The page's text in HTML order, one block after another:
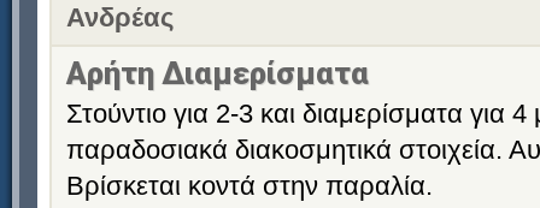
Ανδρέας
Αρήτη Διαμερίσματα
Στούντιο για 2-3 και διαμερίσματα για
παραδοσιακά διακοσμητικά στοιχεία.
Βρίσκεται κοντά στην παραλία.